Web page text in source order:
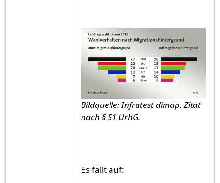
Bildquelle: Infratest dimap. Zitat
nach § 51 UrhG.
Es fällt auf: